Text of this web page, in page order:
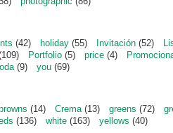
(42) holiday (55) Invitación (52)
Portfolio (5) price (4)
(9) you (69)
browns (14) Crema(13) greens (72)
(136) white (163) yellows (40)